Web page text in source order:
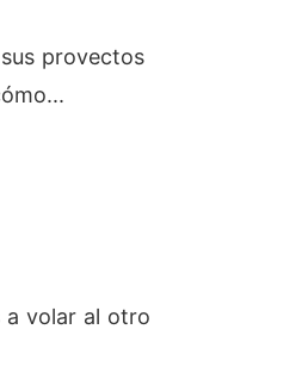
provectos
a volar al otro